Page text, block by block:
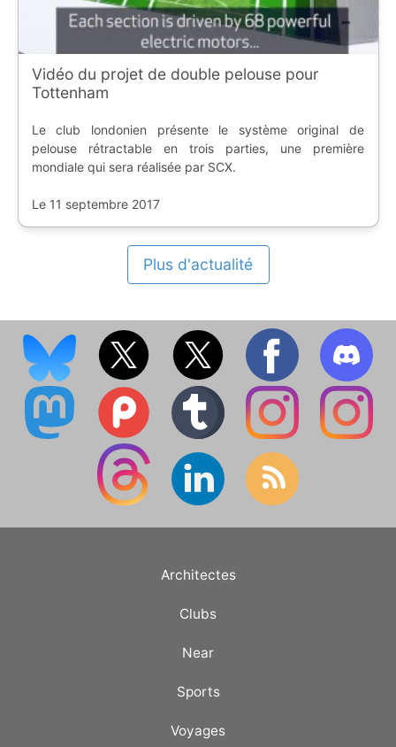
Vidéo du projet de double pelouse pour
Tottenham
Le club londonien présente le système original de
pelouse rétractable en trois parties, une première
mondiale qui sera réalisée par SCX.
Le 11 septembre 2017
Plus d'actualité
Architectes
Clubs
Near
Sports
Voyages